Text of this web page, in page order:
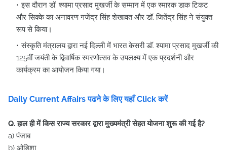
इस दौरान डॉ. श्यामा प्रसाद मुखर्जी के सम्मान में एक स्मारक डाक टिकट
और सिक्के का अनावरण गजेंद्र सिंह शेखावत और डॉ. जितेंद्र सिंह ने संयुक्त
रूप से किया।
संस्कृति मंत्रालय द्वारा नई दिल्ली में भारत केसरी डॉ. श्यामा प्रसाद मुखर्जी की
125वीं जयंती के द्विवार्षिक स्मरणोत्सव के उपलक्ष्य में एक प्रदर्शनी और
कार्यक्रम का आयोजन किया गया।
Daily Current Affairs पढने के लिए यहाँ Click करें
Q. हाल ही में किस राज्य सरकार द्वारा मुख्यमंत्री सेहत योजना शुरू की गई है?
a) पंजाब
b) ओडिशा